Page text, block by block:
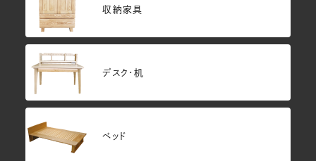
収納家具
デスク・机
ベッド